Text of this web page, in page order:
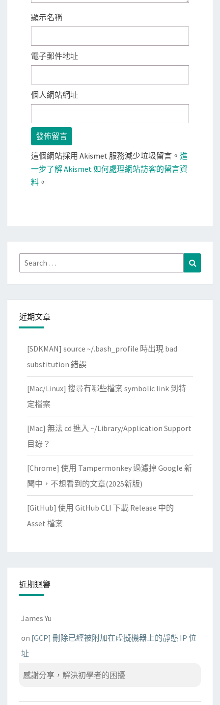
顯示名稱
電子郵件地址
個人網站網址
這個網站採用 Akismet 服務減少垃圾留言。 進
一步了解 Akismet 如何處理網站訪客的留言資
料 。
Search
for:
近期文章
[SDKMAN] source ~/.bash_profile 時出現 bad
substitution 錯誤
[Mac/Linux] 搜尋有哪些檔案 symbolic link 到特
定檔案
[Mac] 無法 cd 進入 ~/Library/Application Support
目錄？
[Chrome] 使用 Tampermonkey 過濾掉 Google 新
聞中，不想看到的文章(2025新版)
[GitHub] 使用 GitHub CLI 下載 Release 中的
Asset 檔案
近期迴響
James Yu
on [GCP] 刪除已經被附加在虛擬機器上的靜態 IP 位
址
感謝分享，解決初學者的困擾